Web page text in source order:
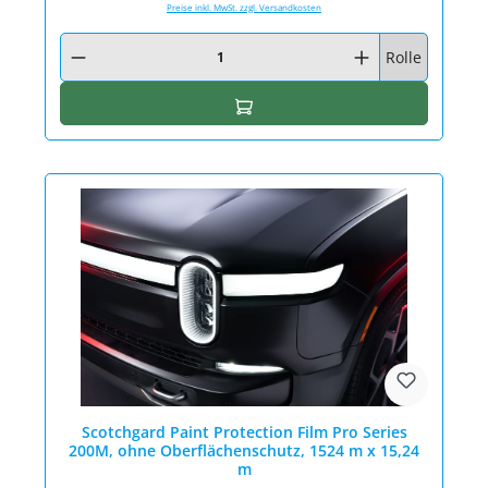
Preise inkl. MwSt. zzgl. Versandkosten
Produkt Anzahl: Gib den gewünschten Wert ein oder benutze die
Rolle
In den Warenkorb
Scotchgard Paint Protection Film Pro Series
200M, ohne Oberflächenschutz, 1524 m x 15,24
m